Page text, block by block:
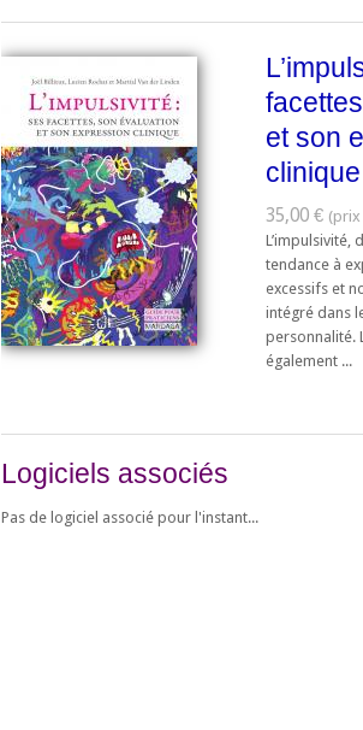
et son
clinique
35,00 €
L’impulsivité,
tendance à
excessifs et
intégré dans
personnalité.
également ...
Logiciels associés
Pas de logiciel associé pour l'instant...